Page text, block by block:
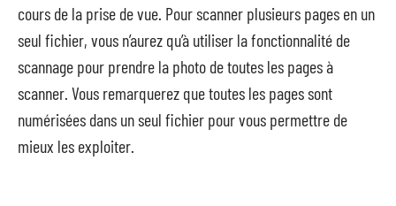
cours de la prise de vue. Pour scanner plusieurs pages en un
seul fichier, vous n’aurez qu’à utiliser la fonctionnalité de
scannage pour prendre la photo de toutes les pages à
scanner. Vous remarquerez que toutes les pages sont
numérisées dans un seul fichier pour vous permettre de
mieux les exploiter.